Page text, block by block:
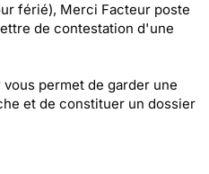
férié), Merci Facteur poste
de contestation d'une
permet de garder une
et de constituer un dossier